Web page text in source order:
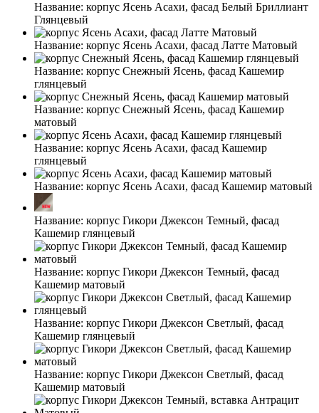
Название: корпус Ясень Асахи, фасад Белый Бриллиант
Глянцевый
Название: корпус Ясень Асахи, фасад Латте Матовый
Название: корпус Снежный Ясень, фасад Кашемир
глянцевый
Название: корпус Снежный Ясень, фасад Кашемир
матовый
Название: корпус Ясень Асахи, фасад Кашемир
глянцевый
Название: корпус Ясень Асахи, фасад Кашемир матовый
Название: корпус Гикори Джексон Темный, фасад
Кашемир глянцевый
Название: корпус Гикори Джексон Темный, фасад
Кашемир матовый
Название: корпус Гикори Джексон Светлый, фасад
Кашемир глянцевый
Название: корпус Гикори Джексон Светлый, фасад
Кашемир матовый